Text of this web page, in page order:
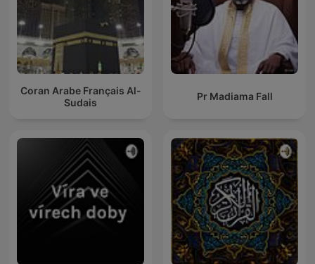
Coran Arabe Français Al-
Sudais
Pr Madiama Fall